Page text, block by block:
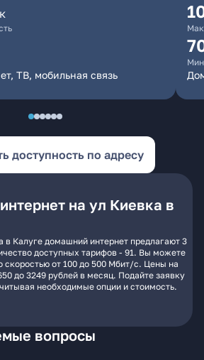
ТВ, мобильная связь
доступность по адресу
на ул Киевка в
в Калуге домашний интернет предлагают 3
доступных тарифов - 91. Вы можете
скоростью от 100 до 500 Мбит/с. Цены на
до 3249 рублей в месяц. Подайте заявку
необходимые опции и стоимость.
вопросы